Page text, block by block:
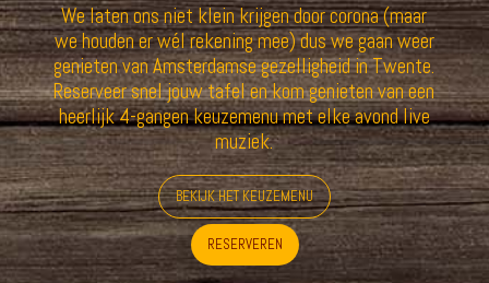
We laten ons niet klein krijgen door corona (maar
we houden er wél rekening mee) dus we gaan weer
genieten van Amsterdamse gezelligheid in Twente.
Reserveer snel jouw tafel en kom genieten van een
heerlijk 4-gangen keuzemenu met elke avond live
muziek.
BEKIJK HET KEUZEMENU
RESERVEREN